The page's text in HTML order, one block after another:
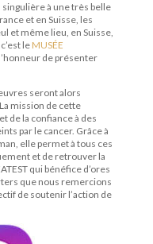
à une très belle
et en Suisse, les
et même lieu, en Suisse,
leMUSÉE
de présenter
seront alors
La mission de cette
de la confiance à des
par le cancer. Grâce à
elle permet à tous ces
et de retrouver la
qui bénéfice d’ores
que nous remercions
de soutenir l’action de